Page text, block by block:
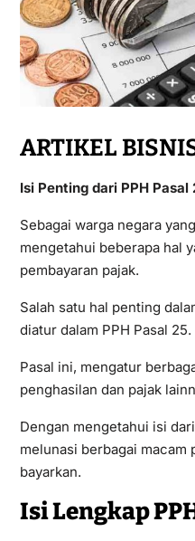
ARTIKEL
Isi Penting dari PPH
Sebagai warga negara
mengetahui beberapa hal
pembayaran pajak.
Salah satu hal penting
diatur dalam PPH Pasal 25.
Pasal ini, mengatur
penghasilan dan pajak
Dengan mengetahui isi
melunasi berbagai macam
bayarkan.
Isi Lengkap